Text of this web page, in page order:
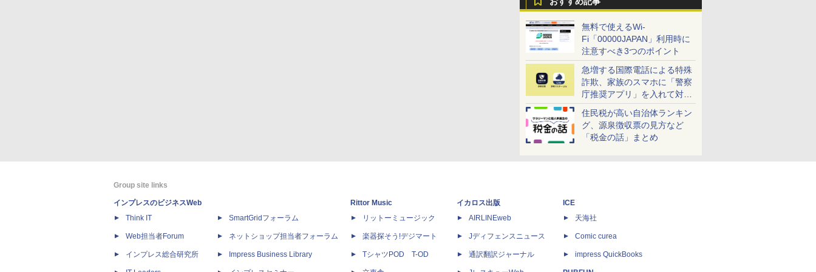
無料で使えるWi-
Fi「00000JAPAN」利用時に
注意すべき3つのポイント
急増する国際電話による特殊
詐欺、家族のスマホに「警察
庁推奨アプリ」を入れて対策
しよう！
住民税が高い自治体ランキン
グ、源泉徴収票の見方など
「税金の話」まとめ
Group site links
インプレスのビジネスWeb
Think IT
Web担当者Forum
インプレス総合研究所
SmartGridフォーラム
ネットショップ担当者フォーラム
Impress Business Library
Rittor Music
リットーミュージック
楽器探そう!デジマート
TシャツPOD T-OD
イカロス出版
AIRLINEweb
Jディフェンスニュース
通訳翻訳ジャーナル
ICE
天海社
Comic curea
impress QuickBooks